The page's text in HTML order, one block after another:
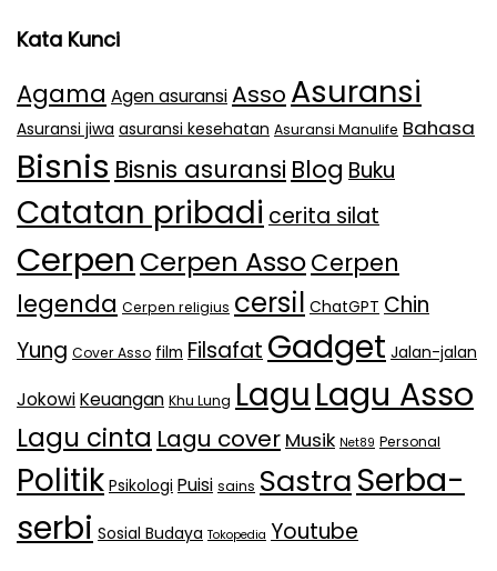
Kata Kunci
Agama Agen asuransiAsso Asuransi
Asuransi jiwa asuransi kesehatan Asuransi Manulife Bahasa
Bisnis Bisnis asuransi Blog Buku
Catatan pribadi cerita silat
Cerpen Cerpen AssoCerpen
legenda Cerpen religius cersil ChatGPT Chin
Yung Cover Asso film Filsafat Gadget Jalan-jalan
JokowiKeuangan Khu Lung Lagu Lagu Asso
Lagu cinta Lagu cover Musik Net89 Personal
Politik Psikologi Puisi sains SastraSerba-
serbi Sosial Budaya Tokopedia Youtube